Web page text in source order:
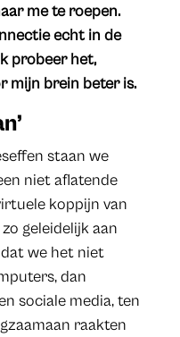
me te roepen.
echt in de
probeer het,
mijn brein beter is.
staan we
niet aflatende
koppijn van
geleidelijk aan
we het niet
dan
sociale media, ten
raakten